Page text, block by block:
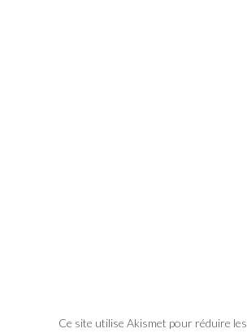
Ce site utilise Akismet pour réduire les